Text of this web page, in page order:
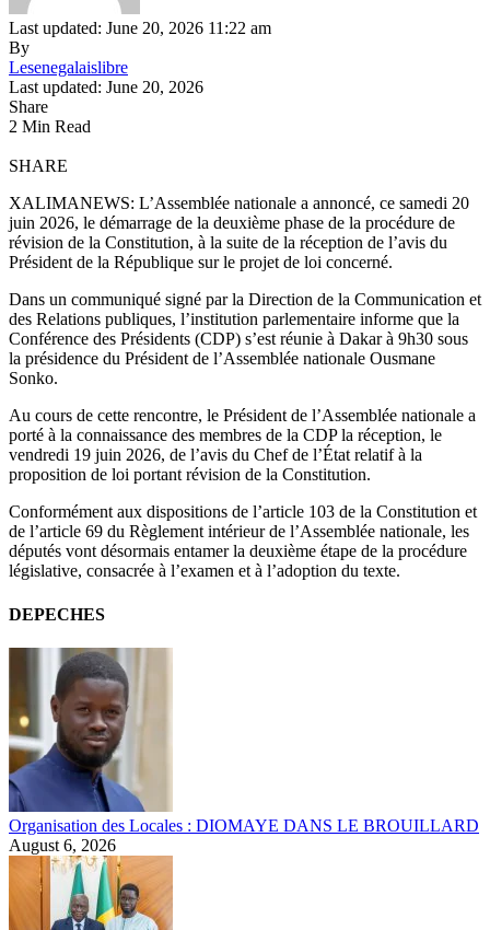
Last updated: June 20, 2026 11:22 am
By
Lesenegalaislibre
Last updated: June 20, 2026
Share
2 Min Read
SHARE
XALIMANEWS: L’Assemblée nationale a annoncé, ce samedi 20
juin 2026, le démarrage de la deuxième phase de la procédure de
révision de la Constitution, à la suite de la réception de l’avis du
Président de la République sur le projet de loi concerné.
Dans un communiqué signé par la Direction de la Communication et
des Relations publiques, l’institution parlementaire informe que la
Conférence des Présidents (CDP) s’est réunie à Dakar à 9h30 sous
la présidence du Président de l’Assemblée nationale Ousmane
Sonko.
Au cours de cette rencontre, le Président de l’Assemblée nationale a
porté à la connaissance des membres de la CDP la réception, le
vendredi 19 juin 2026, de l’avis du Chef de l’État relatif à la
proposition de loi portant révision de la Constitution.
Conformément aux dispositions de l’article 103 de la Constitution et
de l’article 69 du Règlement intérieur de l’Assemblée nationale, les
députés vont désormais entamer la deuxième étape de la procédure
législative, consacrée à l’examen et à l’adoption du texte.
DEPECHES
Organisation des Locales : DIOMAYE DANS LE BROUILLARD
August 6, 2026